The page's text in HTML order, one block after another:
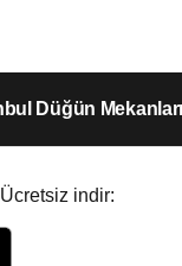
Düğün
indir: